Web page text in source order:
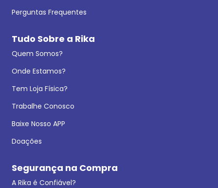
Perguntas Frequentes
Tudo Sobre a Rika
Quem Somos?
Onde Estamos?
Tem Loja Física?
Trabalhe Conosco
Baixe Nosso APP
Doações
Segurança na Compra
A Rika é Confiável?